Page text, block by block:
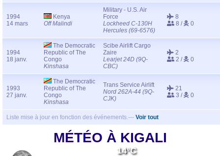
Liste mise à jour en fonction des événements.--- Voir tout
1994
14 mars
Kenya
Off Malindi
Military - U.S. Air
Force
Lockheed C-130H
Hercules (69-6576)
8
8 /
0
1994
18 janv.
The Democratic
Republic of The
Congo
Kinshasa
Scibe Airlift Cargo
Zaire
Learjet 24D (9Q-
CBC)
2
2 /
0
1993
27 janv.
The Democratic
Republic of The
Congo
Kinshasa
Trans Service Airlift
Nord 262A-44 (9Q-
CJK)
21
3 /
0
MÉTÉO À KIGALI
14°C